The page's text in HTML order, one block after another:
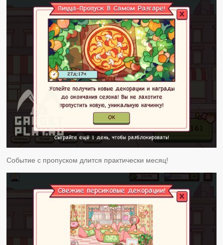
Событие с пропуском длится практически месяц!